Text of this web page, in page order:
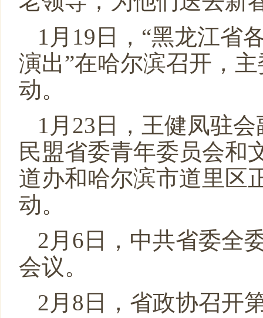
1月19日，“黑龙江省
演出”在哈尔滨召开，
动。
1月23日，王健凤驻
民盟省委青年委员会和
道办和哈尔滨市道里区
动。
2月6日，中共省委全
会议。
2月8日，省政协召开